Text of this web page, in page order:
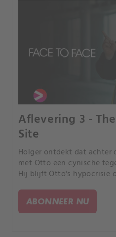
Aflevering 3 -
Site
Holger ontdekt dat achter
met Otto een cynische
Hij blijft Otto's hypocrisie
steek heeft gelaten.
ABONNEER NU